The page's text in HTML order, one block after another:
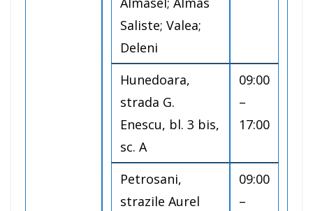
Saliste; Valea;
Deleni
Hunedoara,
strada G.
Enescu, bl. 3 bis,
sc. A
09:00
–
17:00
Petrosani,
strazile Aurel
09:00
–